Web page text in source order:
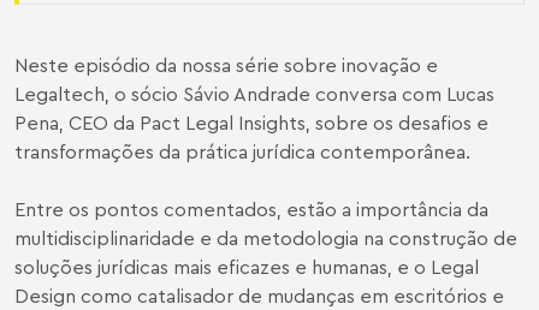
Neste episódio da nossa série sobre inovação e
Legaltech, o sócio Sávio Andrade conversa com Lucas
Pena, CEO da Pact Legal Insights, sobre os desafios e
transformações da prática jurídica contemporânea.
Entre os pontos comentados, estão a importância da
multidisciplinaridade e da metodologia na construção de
soluções jurídicas mais eficazes e humanas, e o Legal
Design como catalisador de mudanças em escritórios e